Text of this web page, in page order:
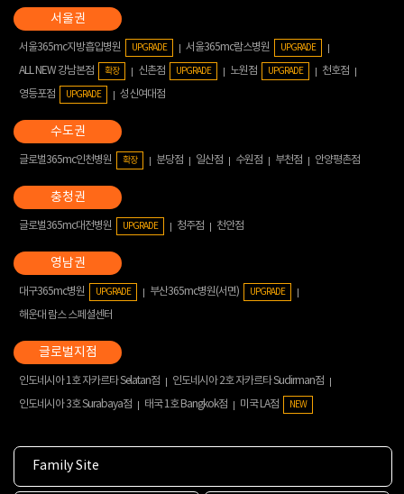
서울365mc지방흡입병원 UPGRADE 서울365mc람스병원 UPGRADE
ALL NEW 강남본점 확장 신촌점 UPGRADE 노원점 UPGRADE
천호점
영등포점
UPGRADE 성신여대점
글로벌365mc인천병원 확장 분당점 일산점 수원점 부천점 안양평촌점
글로벌365mc대전병원 UPGRADE 청주점 천안점
대구365mc병원 UPGRADE 부산365mc병원(서면) UPGRADE
해운대 람스 스페셜센터
인도네시아 1호 자카르타 Selatan점
인도네시아 2호 자카르타 Sudirman점
인도네시아 3호 Surabaya점
태국 1호 Bangkok점 미국 LA점 NEW
Family Site